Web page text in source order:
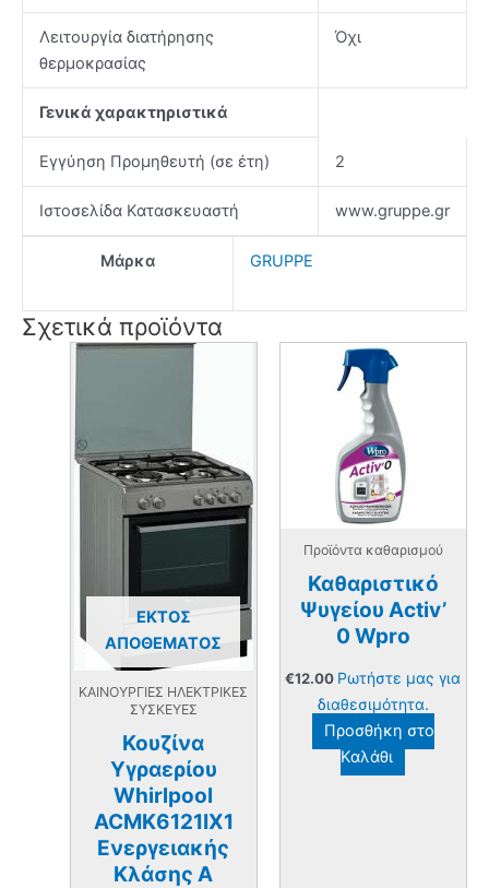
Λειτουργία διατήρησης
θερμοκρασίας
Όχι
Γενικά χαρακτηριστικά
Εγγύηση Προμηθευτή (σε έτη) 2
Ιστοσελίδα Κατασκευαστή www.gruppe.gr
Μάρκα GRUPPE
Σχετικά προϊόντα
ΕΚΤΌΣ
ΑΠΟΘΈΜΑΤΟΣ
ΚΑΙΝΟΥΡΓΙΕΣ ΗΛΕΚΤΡΙΚΕΣ
ΣΥΣΚΕΥΕΣ
Κουζίνα
Υγραερίου
Whirlpool
ACMK6121IX1
Ενεργειακής
Κλάσης Α
Προϊόντα καθαρισμού
Καθαριστικό
Ψυγείου Activ’
0 Wpro
€12.00 Ρωτήστε μας για
διαθεσιμότητα.
Προσθήκη στο
Καλάθι